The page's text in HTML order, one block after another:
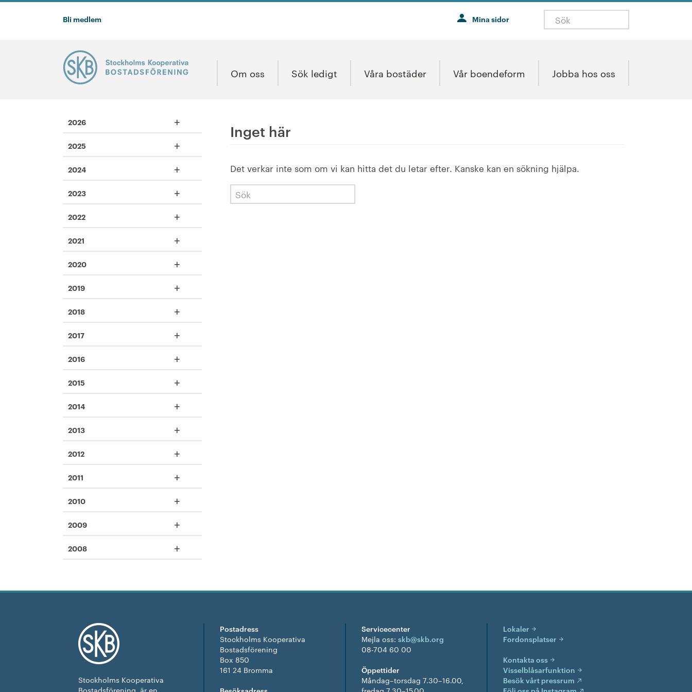
Bli medlem Mina sidor
Om oss Sök ledigt Våra bostäder Vår boendeform Jobba hos oss
+
2026
+
2025
+
2024
+
2023
+
2022
+
2021
+
2020
+
2019
+
2018
+
2017
+
2016
+
2015
+
2014
+
2013
+
2012
+
2011
+
2010
+
2009
+
2008
Inget här
Det verkar inte som om vi kan hitta det du letar efter. Kanske kan en sökning hjälpa.
Stockholms Kooperativa
Bostadsförening, är en
Postadress
Stockholms Kooperativa
Bostadsförening
Box 850
161 24 Bromma
Servicecenter
Mejla oss: skb@skb.org
08-704 60 00
Öppettider
Måndag–torsdag 7.30–16.00,
Lokaler
Fordonsplatser
Kontakta oss
Visselblåsarfunktion
Besök vårt pressrum